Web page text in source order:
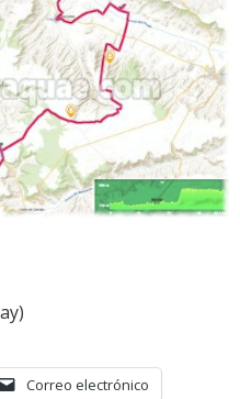
Correo electrónico